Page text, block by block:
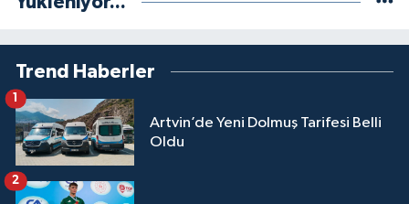
Trend Haberler
Artvin’de Yeni Dolmuş Tarifesi Belli
Oldu
2